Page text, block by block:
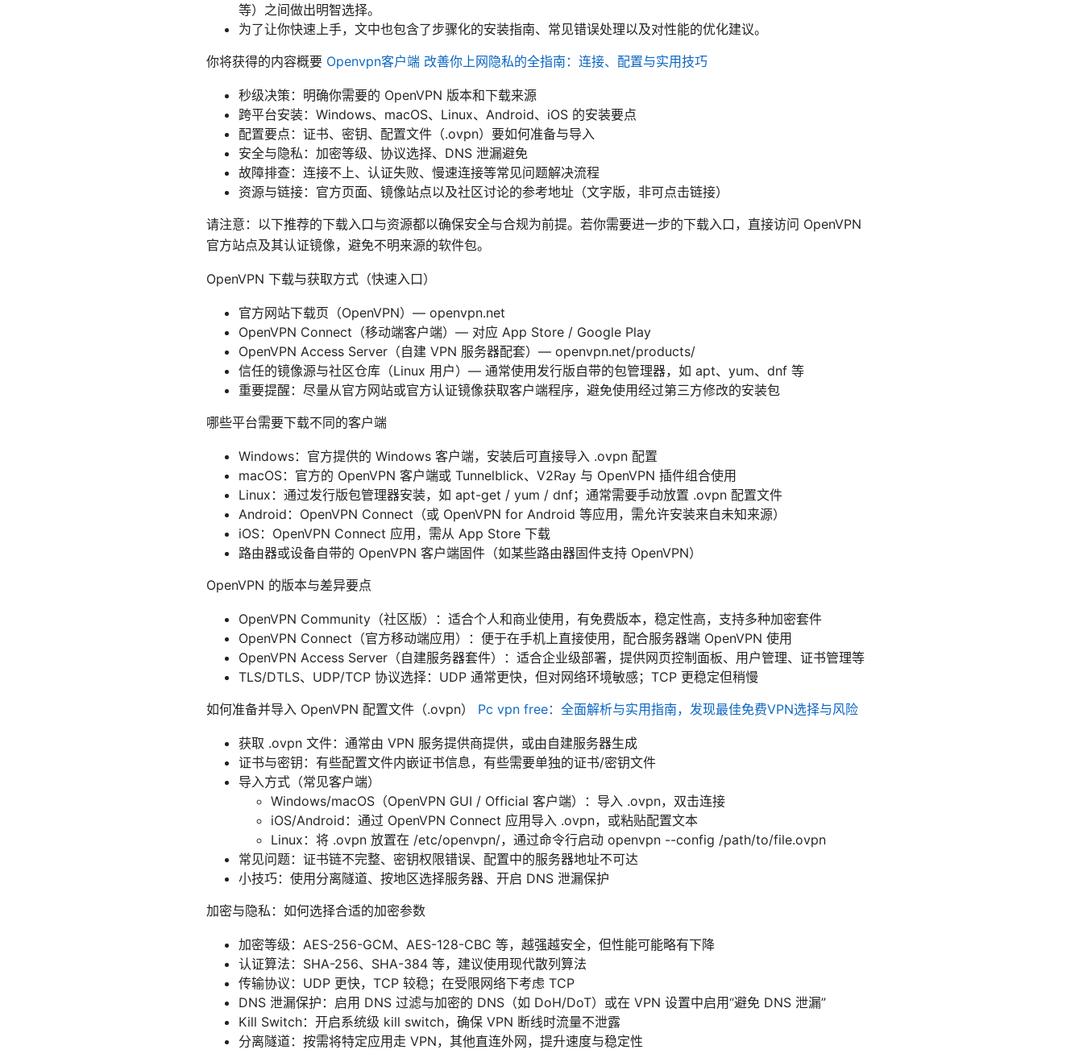
等）之间做出明智选择。
为了让你快速上手，文中也包含了步骤化的安装指南、常见错误处理以及对性能的优化建议。
你将获得的内容概要 Openvpn客户端 改善你上网隐私的全指南：连接、配置与实用技巧
秒级决策：明确你需要的 OpenVPN 版本和下载来源
跨平台安装：Windows、macOS、Linux、Android、iOS 的安装要点
配置要点：证书、密钥、配置文件（.ovpn）要如何准备与导入
安全与隐私：加密等级、协议选择、DNS 泄漏避免
故障排查：连接不上、认证失败、慢速连接等常见问题解决流程
资源与链接：官方页面、镜像站点以及社区讨论的参考地址（文字版，非可点击链接）
请注意：以下推荐的下载入口与资源都以确保安全与合规为前提。若你需要进一步的下载入口，直接访问 OpenVPN
官方站点及其认证镜像，避免不明来源的软件包。
OpenVPN 下载与获取方式（快速入口）
官方网站下载页（OpenVPN）— openvpn.net
OpenVPN Connect（移动端客户端）— 对应 App Store / Google Play
OpenVPN Access Server（自建 VPN 服务器配套）— openvpn.net/products/
信任的镜像源与社区仓库（Linux 用户）— 通常使用发行版自带的包管理器，如 apt、yum、dnf 等
重要提醒：尽量从官方网站或官方认证镜像获取客户端程序，避免使用经过第三方修改的安装包
哪些平台需要下载不同的客户端
Windows：官方提供的 Windows 客户端，安装后可直接导入 .ovpn 配置
macOS：官方的 OpenVPN 客户端或 Tunnelblick、V2Ray 与 OpenVPN 插件组合使用
Linux：通过发行版包管理器安装，如 apt-get / yum / dnf；通常需要手动放置 .ovpn 配置文件
Android：OpenVPN Connect（或 OpenVPN for Android 等应用，需允许安装来自未知来源）
iOS：OpenVPN Connect 应用，需从 App Store 下载
路由器或设备自带的 OpenVPN 客户端固件（如某些路由器固件支持 OpenVPN）
OpenVPN 的版本与差异要点
OpenVPN Community（社区版）：适合个人和商业使用，有免费版本，稳定性高，支持多种加密套件
OpenVPN Connect（官方移动端应用）：便于在手机上直接使用，配合服务器端 OpenVPN 使用
OpenVPN Access Server（自建服务器套件）：适合企业级部署，提供网页控制面板、用户管理、证书管理等
TLS/DTLS、UDP/TCP 协议选择：UDP 通常更快，但对网络环境敏感；TCP 更稳定但稍慢
如何准备并导入 OpenVPN 配置文件（.ovpn） Pc vpn free：全面解析与实用指南，发现最佳免费VPN选择与风险
获取 .ovpn 文件：通常由 VPN 服务提供商提供，或由自建服务器生成
证书与密钥：有些配置文件内嵌证书信息，有些需要单独的证书/密钥文件
导入方式（常见客户端）
Windows/macOS（OpenVPN GUI / Official 客户端）：导入 .ovpn，双击连接
iOS/Android：通过 OpenVPN Connect 应用导入 .ovpn，或粘贴配置文本
Linux：将 .ovpn 放置在 /etc/openvpn/，通过命令行启动 openvpn --config /path/to/file.ovpn
常见问题：证书链不完整、密钥权限错误、配置中的服务器地址不可达
小技巧：使用分离隧道、按地区选择服务器、开启 DNS 泄漏保护
加密与隐私：如何选择合适的加密参数
加密等级：AES-256-GCM、AES-128-CBC 等，越强越安全，但性能可能略有下降
认证算法：SHA-256、SHA-384 等，建议使用现代散列算法
传输协议：UDP 更快，TCP 较稳；在受限网络下考虑 TCP
DNS 泄漏保护：启用 DNS 过滤与加密的 DNS（如 DoH/DoT）或在 VPN 设置中启用“避免 DNS 泄漏”
Kill Switch：开启系统级 kill switch，确保 VPN 断线时流量不泄露
分离隧道：按需将特定应用走 VPN，其他直连外网，提升速度与稳定性